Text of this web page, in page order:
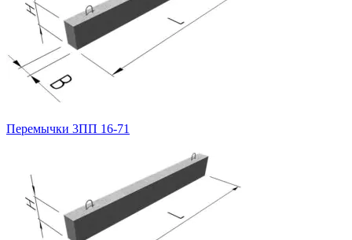
Перемычки 3ПП 16-71